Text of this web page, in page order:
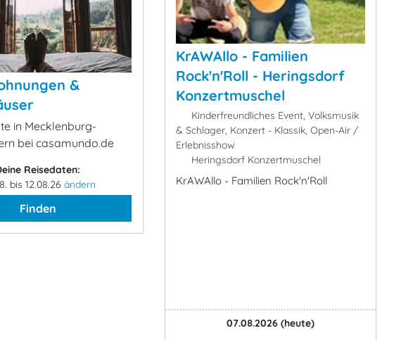
&
in Mecklenburg-
bei casamundo.de
Reisedaten:
bis 12.08.26 ändern
Finden
KrAWAllo - Familien
Rock'n'Roll - Heringsdorf
Konzertmuschel
Kinderfreundliches Event, Volksmusik
& Schlager, Konzert - Klassik, Open-Air /
Erlebnisshow
Heringsdorf Konzertmuschel
KrAWAllo - Familien Rock'n'Roll
07.08.2026 (heute)